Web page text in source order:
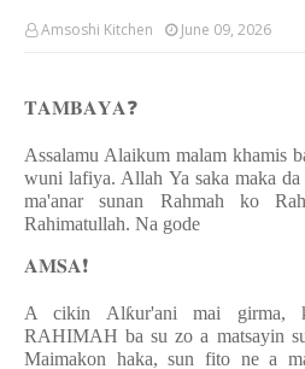
Amsoshi Kitchen June 09, 2026
𝐓𝐀𝐌𝐁𝐀𝐘𝐀❓
Assalamu Alaikum malam khamis
wuni lafiya. Allah Ya saka maka
ma'anar sunan Rahmah ko
Rahimatullah. Na gode
𝐀𝐌𝐒𝐀❗️
A cikin Alƙur'ani mai girma,
RAHIMAH ba su zo a matsayin
Maimakon haka, sun fito ne a